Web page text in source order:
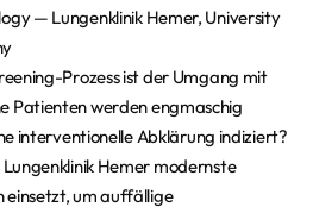
— Lungenklinik Hemer, University
Prozess ist der Umgang mit
Patienten werden engmaschig
interventionelle Abklärung indiziert?
Hemer modernste
einsetzt, um auffällige